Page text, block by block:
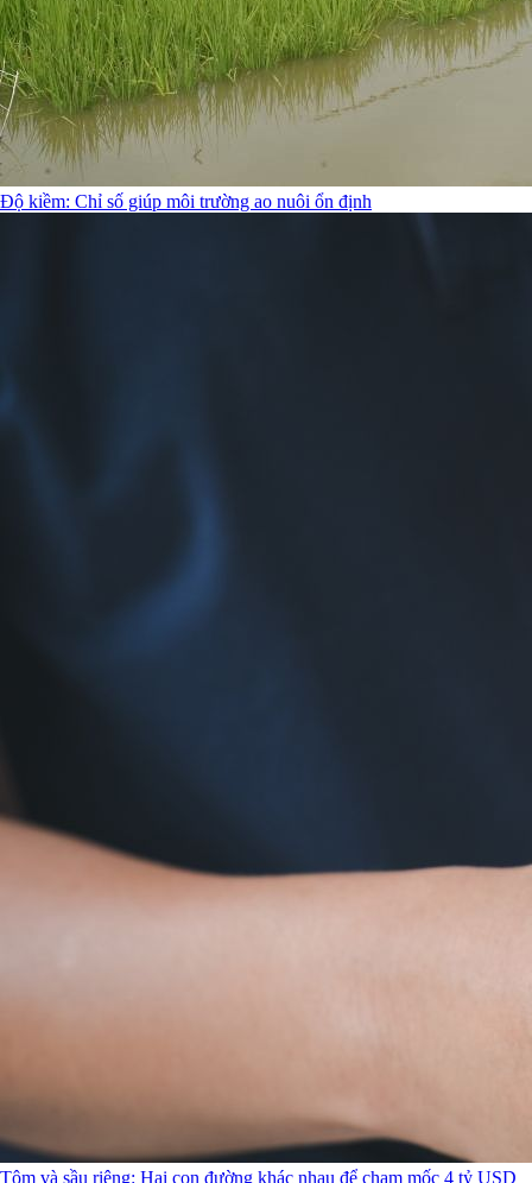
Độ kiềm: Chỉ số giúp môi trường ao nuôi ổn định
Tôm và sầu riêng: Hai con đường khác nhau để chạm mốc 4 tỷ USD